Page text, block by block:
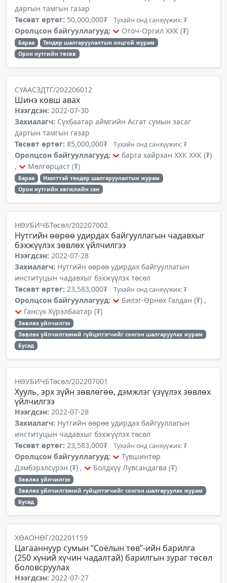
даргын тамгын газар
Төсөвт өртөг: 50,000,000₮ Тухайн онд санхүүжих: ₮
Оролцсон байгууллагууд: Оточ-Оргил ХХК (₮)
Бараа
Тендер шалгаруулалтын онцгой журам
Орон нутгийн төсөв
СҮААСЗДТГ/202206012
Шинэ ковш авах
Нээгдсэн: 2022-07-30
Захиалагч: Сүхбаатар аймгийн Асгат сумын засаг
даргын тамгын газар
Төсөвт өртөг: 85,000,000₮ Тухайн онд санхүүжих: ₮
Оролцсон байгууллагууд:
барга хайрхан ХХК ХХК (₮)
,
Мөлгөрцаст (₮)
Бараа
Нээлттэй тендер шалгаруулалтын журам
Орон нутгийн хөгжлийн сан
НӨУБИЧБТөсөл/202207002
Нутгийн өөрөө удирдах байгууллагын чадавхыг
бэхжүүлэх зөвлөх үйлчилгээ
Нээгдсэн: 2022-07-28
Захиалагч: Нутгийн өөрөө удирдах байгууллагын
институцын чадавхыг бэхжүүлэх төсөл
Төсөвт өртөг: 23,583,000₮ Тухайн онд санхүүжих: ₮
Оролцсон байгууллагууд:
Билэг-Өрнөх Галдан (₮) ,
Гансүх Хүрэлбаатар (₮)
Зөвлөх үйлчилгээ
Зөвлөх үйлчилгээний гүйцэтгэгчийг сонгон шалгаруулах журам
Бусад
НӨУБИЧБТөсөл/202207001
Хууль, эрх зүйн зөвлөгөө, дэмжлэг үзүүлэх зөвлөх
үйлчилгээ
Нээгдсэн: 2022-07-28
Захиалагч: Нутгийн өөрөө удирдах байгууллагын
институцын чадавхыг бэхжүүлэх төсөл
Төсөвт өртөг: 23,583,000₮ Тухайн онд санхүүжих: ₮
Оролцсон байгууллагууд:
Түвшинтөр
Дэмбэрэлсүрэн (₮) ,
Болдхүү Лувсандагва (₮)
Зөвлөх үйлчилгээ
Зөвлөх үйлчилгээний гүйцэтгэгчийг сонгон шалгаруулах журам
Бусад
ХӨАОНӨГ/202201159
Цагааннуур сумын “Соёлын төв”-ийн барилга
(250 хүний хүчин чадалтай) барилгын зураг төсөл
боловсруулах
Нээгдсэн: 2022-07-27